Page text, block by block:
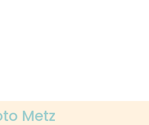
Metz